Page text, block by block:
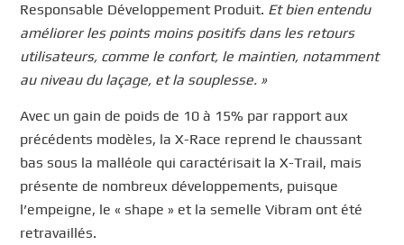
Responsable Développement Produit. Et bien entendu
améliorer les points moins positifs dans les retours
utilisateurs, comme le confort, le maintien, notamment
au niveau du laçage, et la souplesse. »
Avec un gain de poids de 10 à 15% par rapport aux
précédents modèles, la X-Race reprend le chaussant
bas sous la malléole qui caractérisait la X-Trail, mais
présente de nombreux développements, puisque
l’empeigne, le « shape » et la semelle Vibram ont été
retravaillés.